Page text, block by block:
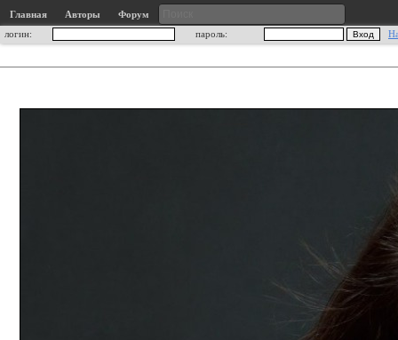
Главная Авторы
Форум
логин:
пароль: